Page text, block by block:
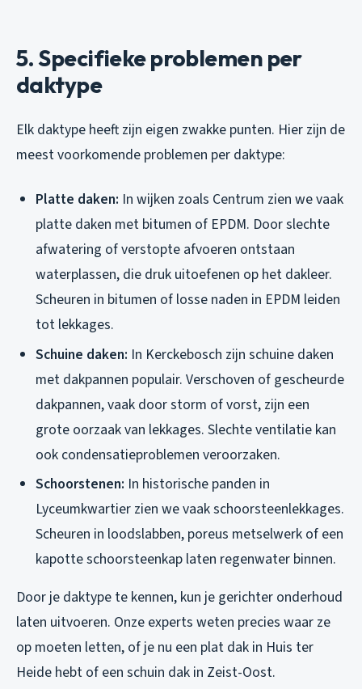
5. Specifieke problemen per
daktype
Elk daktype heeft zijn eigen zwakke punten. Hier zijn de
meest voorkomende problemen per daktype:
Platte daken: In wijken zoals Centrum zien we vaak
platte daken met bitumen of EPDM. Door slechte
afwatering of verstopte afvoeren ontstaan
waterplassen, die druk uitoefenen op het dakleer.
Scheuren in bitumen of losse naden in EPDM leiden
tot lekkages.
Schuine daken: In Kerckebosch zijn schuine daken
met dakpannen populair. Verschoven of gescheurde
dakpannen, vaak door storm of vorst, zijn een
grote oorzaak van lekkages. Slechte ventilatie kan
ook condensatieproblemen veroorzaken.
Schoorstenen: In historische panden in
Lyceumkwartier zien we vaak schoorsteenlekkages.
Scheuren in loodslabben, poreus metselwerk of een
kapotte schoorsteenkap laten regenwater binnen.
Door je daktype te kennen, kun je gerichter onderhoud
laten uitvoeren. Onze experts weten precies waar ze
op moeten letten, of je nu een plat dak in Huis ter
Heide hebt of een schuin dak in Zeist-Oost.